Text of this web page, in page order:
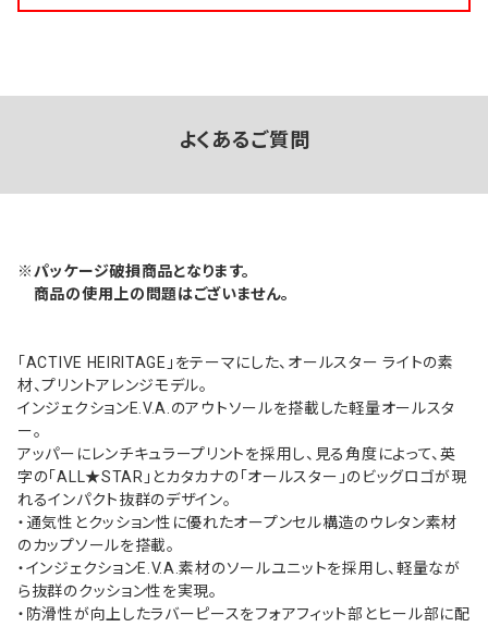
よくあるご質問
※パッケージ破損商品となります。
商品の使用上の問題はございません。
「ACTIVE HEIRITAGE」をテーマにした、オールスター ライトの素
材、プリントアレンジモデル。
インジェクションE.V.A.のアウトソールを搭載した軽量オールスタ
ー。
アッパーにレンチキュラープリントを採用し、見る角度によって、英
字の「ALL★STAR」とカタカナの「オールスター」のビッグロゴが現
れるインパクト抜群のデザイン。
・通気性とクッション性に優れたオープンセル構造のウレタン素材
のカップソールを搭載。
・インジェクションE.V.A.素材のソールユニットを採用し、軽量なが
ら抜群のクッション性を実現。
・防滑性が向上したラバーピースをフォアフィット部とヒール部に配